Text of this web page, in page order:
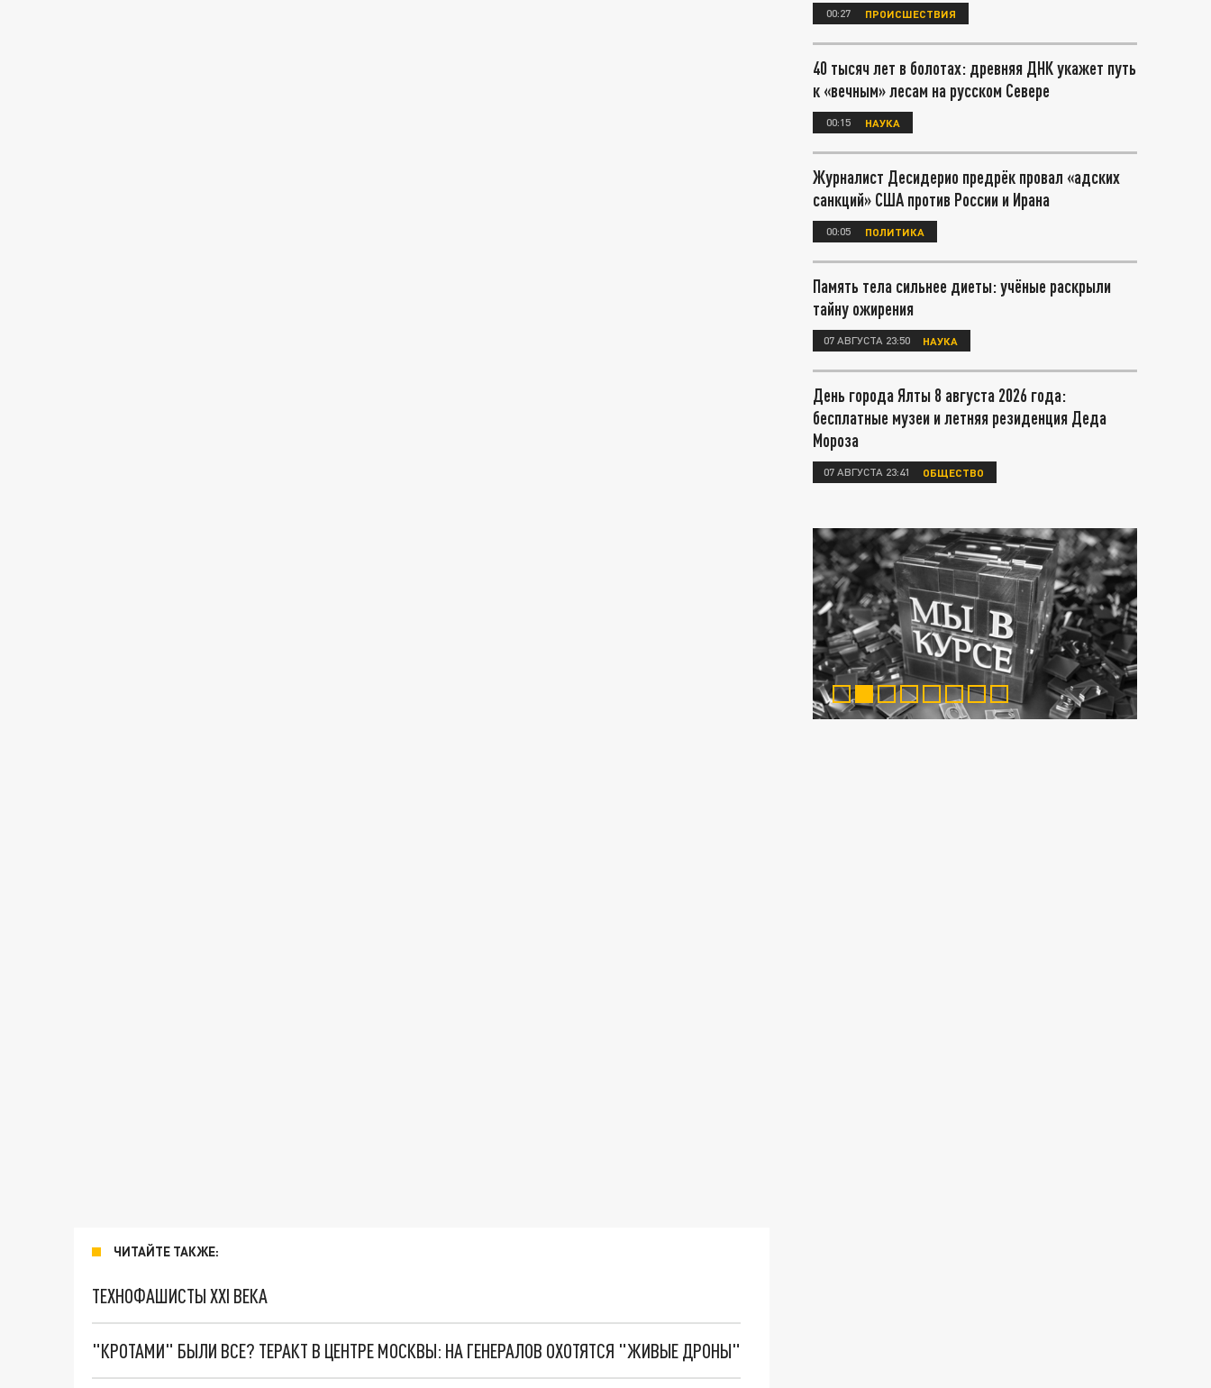
ЧИТАЙТЕ ТАКЖЕ:
ТЕХНОФАШИСТЫ XXI ВЕКА
"КРОТАМИ" БЫЛИ ВСЕ? ТЕРАКТ В ЦЕНТРЕ МОСКВЫ: НА ГЕНЕРАЛОВ ОХОТЯТСЯ "ЖИВЫЕ ДРОНЫ"
00:27 ПРОИСШЕСТВИЯ
40 тысяч лет в болотах: древняя ДНК укажет путь
к «вечным» лесам на русском Севере
00:15 НАУКА
Журналист Десидерио предрёк провал «адских
санкций» США против России и Ирана
00:05 ПОЛИТИКА
Память тела сильнее диеты: учёные раскрыли
тайну ожирения
07 АВГУСТА 23:50 НАУКА
День города Ялты 8 августа 2026 года:
бесплатные музеи и летняя резиденция Деда
Мороза
07 АВГУСТА 23:41 ОБЩЕСТВО